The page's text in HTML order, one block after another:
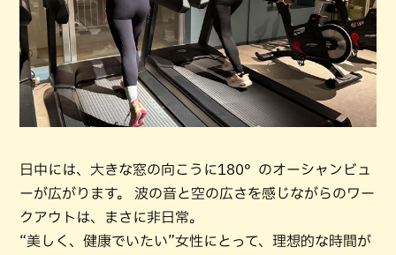
日中には、大きな窓の向こうに180°のオーシャンビュ
ーが広がります。 波の音と空の広さを感じながらのワー
クアウトは、まさに非日常。
“美しく、健康でいたい”女性にとって、理想的な時間が